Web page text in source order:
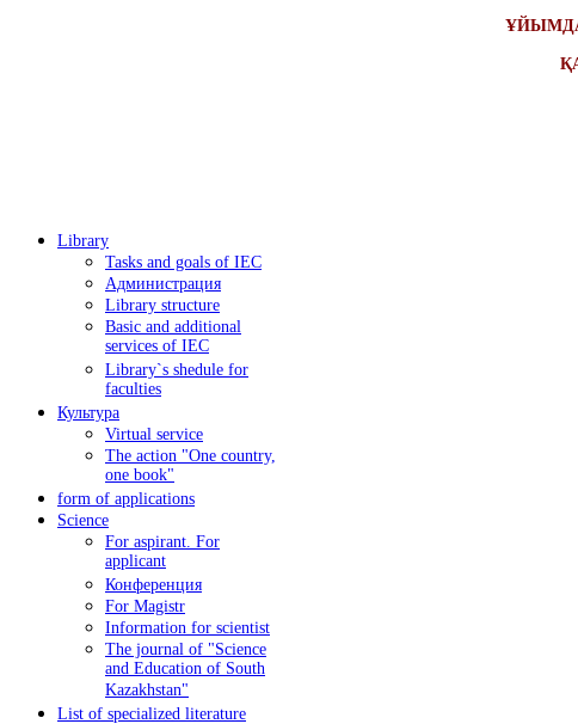
Library
Tasks and goals of IEC
Администрация
Library structure
Basic and additional
services of IEC
Library`s shedule for
faculties
Культура
Virtual service
The action "One country,
one book"
form of applications
Science
For aspirant. For
applicant
Конференция
For Magistr
Information for sсientist
The journal of "Science
and Education of South
Kazakhstan"
List of specialized literature